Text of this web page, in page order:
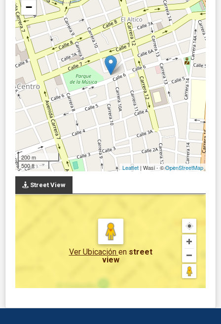
−
200 m
500 ft
Leaflet | Wasi - ©OpenStreetMap
Street View
Ver Ubicación en street
view